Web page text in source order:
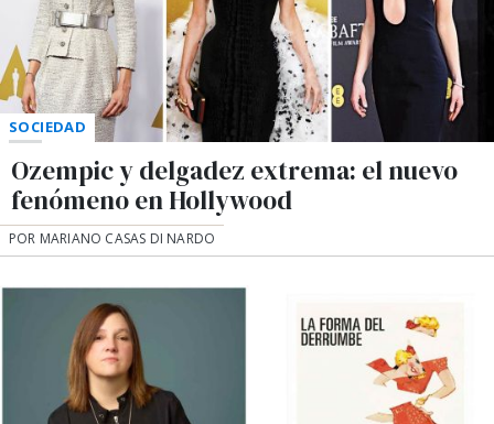
SOCIEDAD
Ozempic y delgadez extrema: el nuevo
fenómeno en Hollywood
POR MARIANO CASAS DI NARDO